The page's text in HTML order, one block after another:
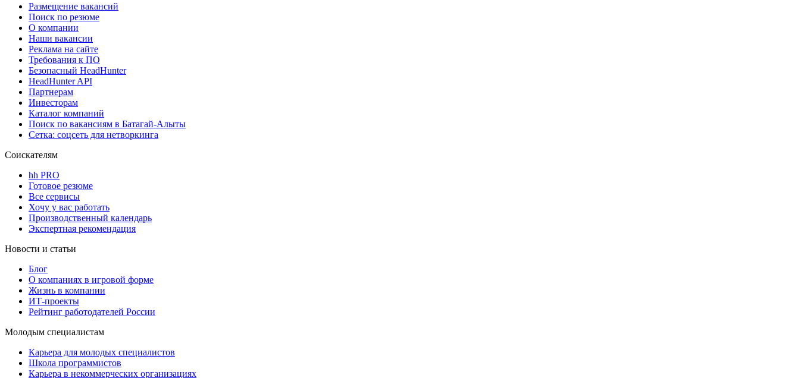
Размещение вакансий
Поиск по резюме
О компании
Наши вакансии
Реклама на сайте
Требования к ПО
Безопасный HeadHunter
HeadHunter API
Партнерам
Инвесторам
Каталог компаний
Поиск по вакансиям в Батагай-Алыты
Сетка: соцсеть для нетворкинга
Соискателям
hh PRO
Готовое резюме
Все сервисы
Хочу у вас работать
Производственный календарь
Экспертная рекомендация
Новости и статьи
Блог
О компаниях в игровой форме
Жизнь в компании
ИТ-проекты
Рейтинг работодателей России
Молодым специалистам
Карьера для молодых специалистов
Школа программистов
Карьера в некоммерческих организациях